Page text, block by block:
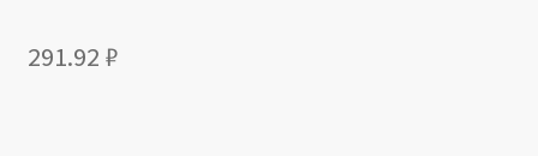
291.92 ₽